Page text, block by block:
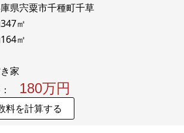
県宍粟市千種町千草
㎡
㎡
180万円
料を計算する